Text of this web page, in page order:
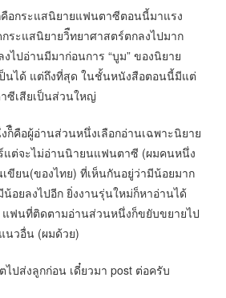
อกระแสนิยายแฟนตาซีตอนนี้มาแรง
ระแสนิยายวิืทยาศาสตร์ตกลงไปมาก
ไปอ่านมีมาก่อนการ “บูม” ของนิยาย
นได้ แต่ถึงที่สุด ในชั้นหนังสือตอนนี้มีแต่
ซีเสียเป็นส่วนใหญ่
ก็ืคือผู้อ่านส่วนหนึ่งเลือกอ่านเฉพาะนิยาย
แต่จะไม่อ่านนิายนแฟนตาซี (ผมคนหนึ่ง
เขียน(ของไทย) ที่เห็นกันอยู่ว่ามีน้อยมาก
อยลงไปอีก ยิ่งงานรุ่นใหม่ก็หาอ่านได้
ฟนที่ติดตามอ่านส่วนหนึ่งก็ขยับขยายไป
นวอื่น (ผมด้วย)
ปส่งลูกก่อน เดี๋ยวมา post ต่อครับ